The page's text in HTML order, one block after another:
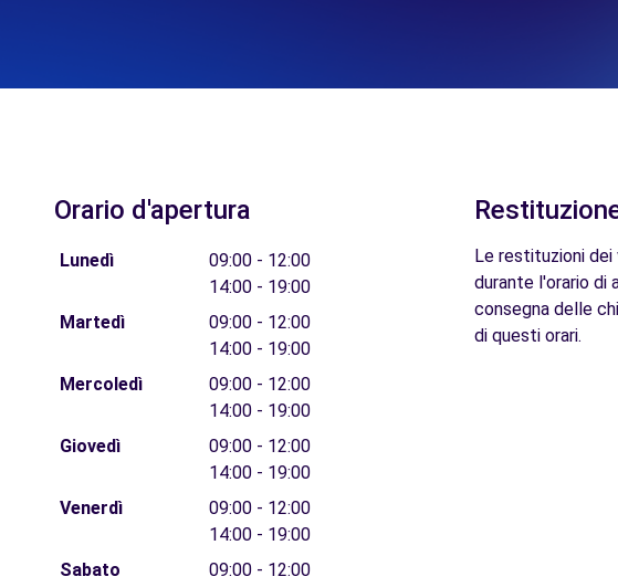
Orario d'apertura
Lunedì
09:00 - 12:00
14:00 - 19:00
Martedì
09:00 - 12:00
14:00 - 19:00
Mercoledì
09:00 - 12:00
14:00 - 19:00
Giovedì
09:00 - 12:00
14:00 - 19:00
Venerdì
09:00 - 12:00
14:00 - 19:00
Sabato
09:00 - 12:00
Le restituzioni
durante l'orario di
consegna delle
di questi orari.